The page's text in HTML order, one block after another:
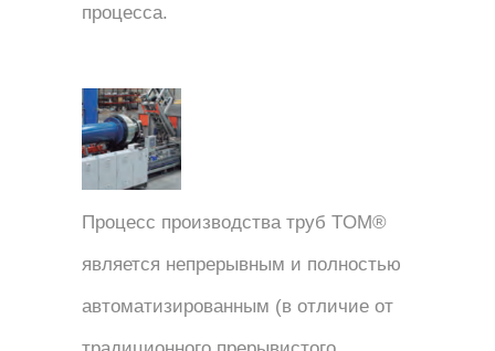
процесса.
Процесс производства труб TOM®
является непрерывным и полностью
автоматизированным (в отличие от